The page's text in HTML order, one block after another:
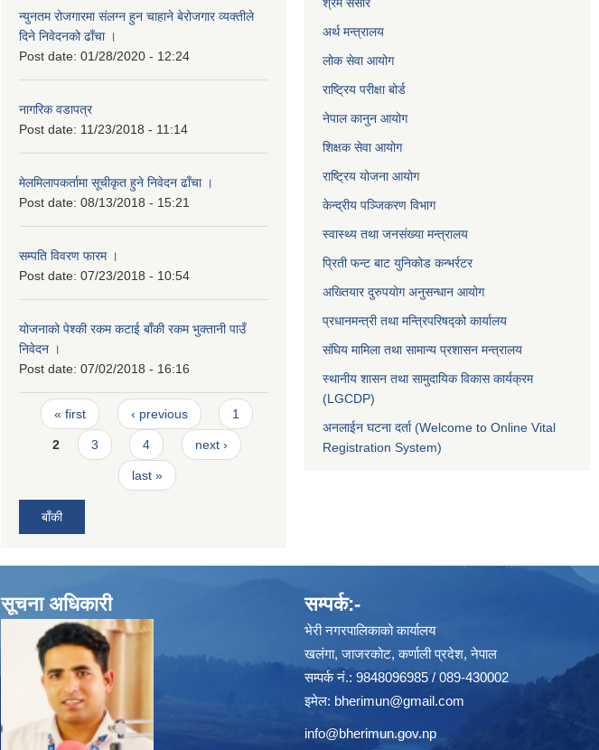
न्युनतम रोजगारमा संलग्न हुन चाहाने बेरोजगार व्यक्तीले
दिने निवेदनको ढाँचा ।
Post date: 01/28/2020 - 12:24
नागरिक वडापत्र
Post date: 11/23/2018 - 11:14
मेलमिलापकर्तामा सूचीकृत हुने निवेदन ढाँचा ।
Post date: 08/13/2018 - 15:21
सम्पति विवरण फारम ।
Post date: 07/23/2018 - 10:54
योजनाको पेश्की रकम कटाई बाँकी रकम भुक्तानी पाउँ
निवेदन ।
Post date: 07/02/2018 - 16:16
Pages
« first ‹ previous 1
2 3 4 next ›
last »
बाँकी
अर्थ मन्त्रालय
लोक सेवा आयोग
राष्ट्रिय परीक्षा बोर्ड
नेपाल कानुन आयोग
शिक्षक सेवा आयोग
राष्ट्रिय योजना आयोग
केन्द्रीय पञ्जिकरण विभाग
स्वास्थ्य तथा जनसंख्या मन्त्रालय
प्रिती फन्ट बाट युनिकोड कन्भर्रटर
अख्तियार दुरुपयोग अनुसन्धान आयोग
प्रधानमन्त्री तथा मन्त्रिपरिषद्को कार्यालय
संघिय मामिला तथा सामान्य प्रशासन मन्त्रालय
स्थानीय शासन तथा सामुदायिक विकास कार्यक्रम
(LGCDP)
अनलाईन घटना दर्ता (Welcome to Online Vital
Registration System)
सूचना अधिकारी सम्पर्क:-
भेरी नगरपालिकाको कार्यालय
खलंगा, जाजरकोट, कर्णाली प्रदेश, नेपाल
सम्पर्क नं.: 9848096985 / 089-430002
इमेल: bherimun@gmail.com
info@bherimun.gov.np